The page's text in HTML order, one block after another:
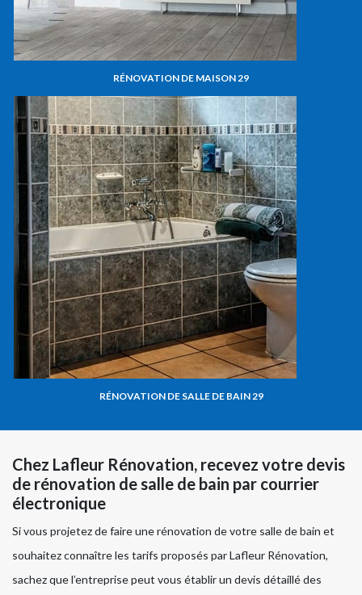
RÉNOVATION DE MAISON 29
RÉNOVATION DE SALLE DE BAIN 29
Chez Lafleur Rénovation, recevez votre devis
de rénovation de salle de bain par courrier
électronique
Si vous projetez de faire une rénovation de votre salle de bain et
souhaitez connaître les tarifs proposés par Lafleur Rénovation,
sachez que l’entreprise peut vous établir un devis détaillé des